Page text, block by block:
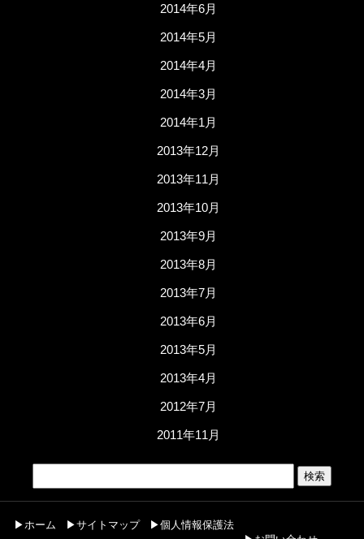
2014年6月
2014年5月
2014年4月
2014年3月
2014年1月
2013年12月
2013年11月
2013年10月
2013年9月
2013年8月
2013年7月
2013年6月
2013年5月
2013年4月
2012年7月
2011年11月
▶ホーム ▶サイトマップ
▶個人情報保護法